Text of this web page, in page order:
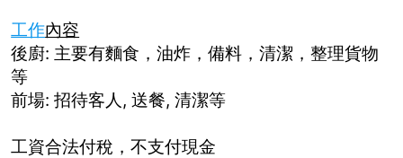
工作內容
後廚: 主要有麵食，油炸，備料，清潔，整理貨物
等
前場:招待客人 ,送餐,清潔等
工資合法付稅，不支付現金